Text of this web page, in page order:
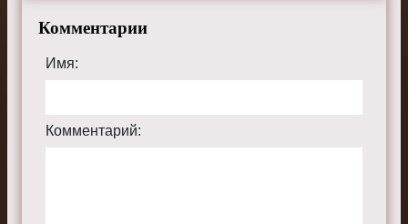
Комментарии
Имя:
Комментарий: